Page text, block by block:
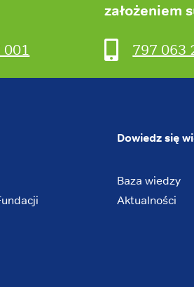
założeniem
797 063
Dowiedz się
Baza wiedzy
Aktualności